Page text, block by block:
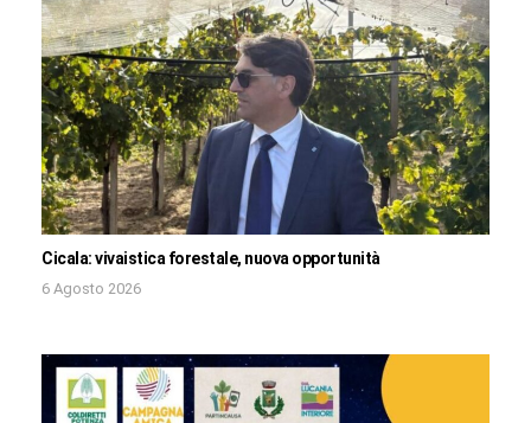
Cicala: vivaistica forestale, nuova opportunità
6 Agosto 2026